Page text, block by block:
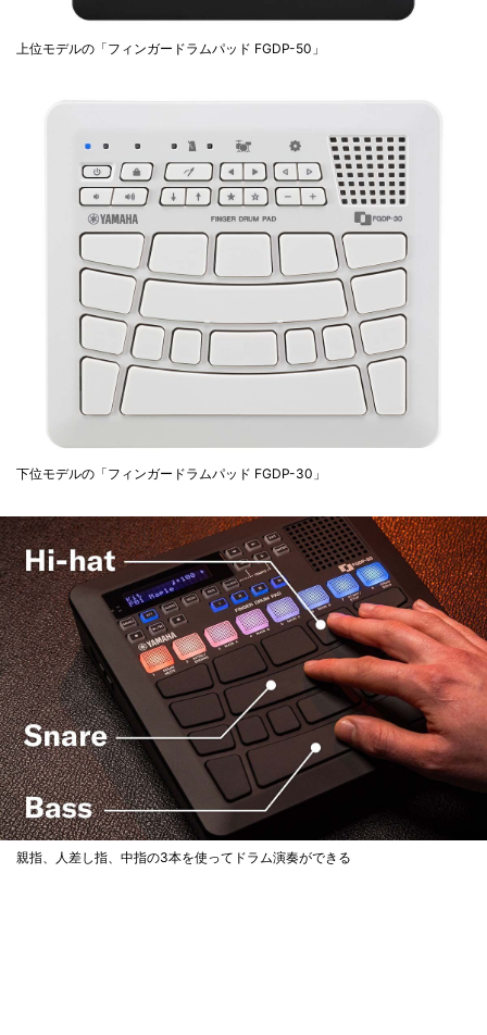
上位モデルの「フィンガードラムパッド FGDP-50」
下位モデルの「フィンガードラムパッド FGDP-30」
親指、人差し指、中指の3本を使ってドラム演奏ができる